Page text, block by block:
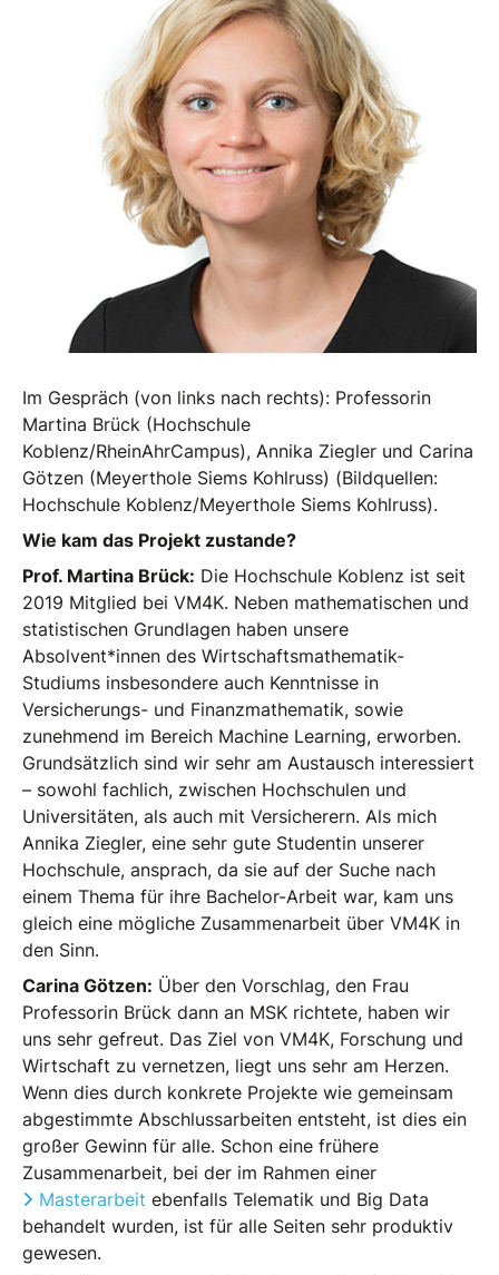
Im Gespräch (von links nach rechts): Professorin
Martina Brück (Hochschule
Koblenz/RheinAhrCampus), Annika Ziegler und Carina
Götzen (Meyerthole Siems Kohlruss) (Bildquellen:
Hochschule Koblenz/Meyerthole Siems Kohlruss).
Wie kam das Projekt zustande?
Prof. Martina Brück: Die Hochschule Koblenz ist seit
2019 Mitglied bei VM4K. Neben mathematischen und
statistischen Grundlagen haben unsere
Absolvent*innen des Wirtschaftsmathematik-
Studiums insbesondere auch Kenntnisse in
Versicherungs- und Finanzmathematik, sowie
zunehmend im Bereich Machine Learning, erworben.
Grundsätzlich sind wir sehr am Austausch interessiert
– sowohl fachlich, zwischen Hochschulen und
Universitäten, als auch mit Versicherern. Als mich
Annika Ziegler, eine sehr gute Studentin unserer
Hochschule, ansprach, da sie auf der Suche nach
einem Thema für ihre Bachelor-Arbeit war, kam uns
gleich eine mögliche Zusammenarbeit über VM4K in
den Sinn.
Carina Götzen: Über den Vorschlag, den Frau
Professorin Brück dann an MSK richtete, haben wir
uns sehr gefreut. Das Ziel von VM4K, Forschung und
Wirtschaft zu vernetzen, liegt uns sehr am Herzen.
Wenn dies durch konkrete Projekte wie gemeinsam
abgestimmte Abschlussarbeiten entsteht, ist dies ein
großer Gewinn für alle. Schon eine frühere
Zusammenarbeit, bei der im Rahmen einer
Masterarbeit ebenfalls Telematik und Big Data
behandelt wurden, ist für alle Seiten sehr produktiv
gewesen.